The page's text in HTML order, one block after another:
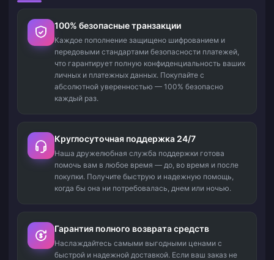
100% безопасные транзакции
Каждое пополнение защищено шифрованием и
передовыми стандартами безопасности платежей,
что гарантирует полную конфиденциальность ваших
личных и платежных данных. Покупайте с
абсолютной уверенностью — 100% безопасно
каждый раз.
Круглосуточная поддержка 24/7
Наша дружелюбная служба поддержки готова
помочь вам в любое время — до, во время и после
покупки. Получите быструю и надежную помощь,
когда бы она ни потребовалась, днем или ночью.
Гарантия полного возврата средств
Наслаждайтесь самыми выгодными ценами с
быстрой и надежной доставкой. Если ваш заказ не